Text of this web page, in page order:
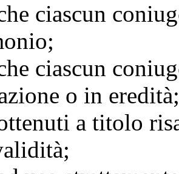
ciascun
ciascun
o in eredità;
a titolo